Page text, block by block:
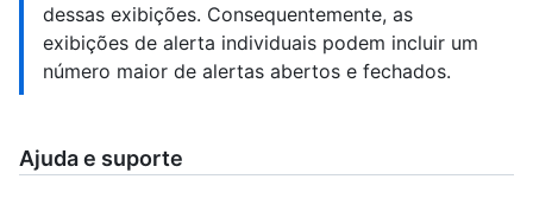
dessas exibições. Consequentemente, as
exibições de alerta individuais podem incluir um
número maior de alertas abertos e fechados.
Ajuda e suporte